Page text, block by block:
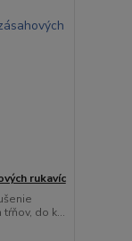
rukavíc
tŕňov, do k...